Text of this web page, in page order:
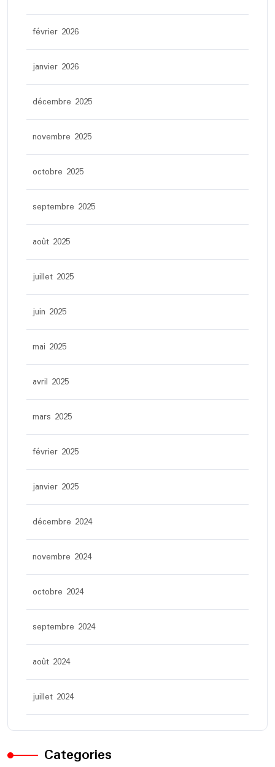
février 2026
janvier 2026
décembre 2025
novembre 2025
octobre 2025
septembre 2025
août 2025
juillet 2025
juin 2025
mai 2025
avril 2025
mars 2025
février 2025
janvier 2025
décembre 2024
novembre 2024
octobre 2024
septembre 2024
août 2024
juillet 2024
Categories